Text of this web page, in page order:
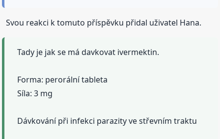
Svou reakci k tomuto příspěvku přidal uživatel Hana.
Tady je jak se má davkovat ivermektin.
Forma: perorální tableta
Síla: 3 mg
Dávkování při infekci parazity ve střevním traktu